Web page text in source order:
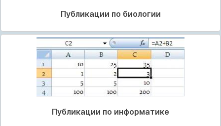
Публикации по биологии
Публикации по информатике